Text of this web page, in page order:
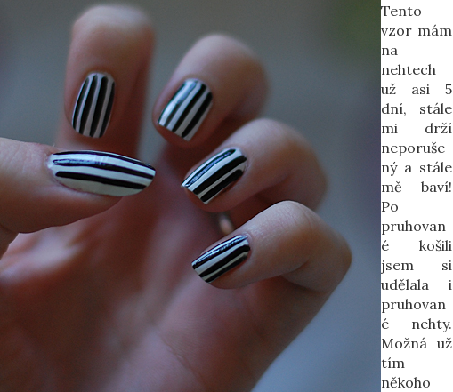
Tento
vzor mám
na
nehtech
už asi 5
dní, stále
mi drží
neporuše
ný a stále
mě baví!
Po
pruhovan
é košili
jsem si
udělala i
pruhovan
é nehty.
Možná už
tím
někoho